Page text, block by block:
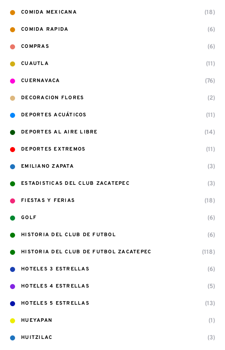
COMIDA MEXICANA (18)
COMIDA RAPIDA (6)
COMPRAS (6)
CUAUTLA (11)
CUERNAVACA (76)
DECORACION FLORES (2)
DEPORTES ACUÁTICOS (11)
DEPORTES AL AIRE LIBRE (14)
DEPORTES EXTREMOS (11)
EMILIANO ZAPATA (3)
ESTADISTICAS DEL CLUB ZACATEPEC (3)
FIESTAS Y FERIAS (18)
GOLF (6)
HISTORIA DEL CLUB DE FUTBOL (6)
HISTORIA DEL CLUB DE FUTBOL ZACATEPEC (118)
HOTELES 3 ESTRELLAS (6)
HOTELES 4 ESTRELLAS (5)
HOTELES 5 ESTRELLAS (13)
HUEYAPAN (1)
HUITZILAC (3)